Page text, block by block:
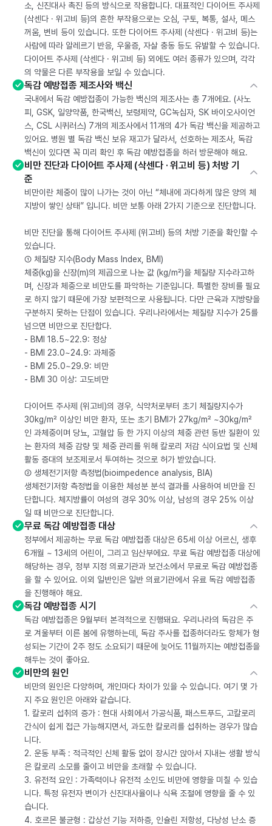
소, 신진대사 촉진 등의 방식으로 작용합니다. 대표적인 다이어트 주사제
(삭센다 · 위고비 등)의 흔한 부작용으로는 오심, 구토, 복통, 설사, 메스
꺼움, 변비 등이 있습니다. 또한 다이어트 주사제 (삭센다 · 위고비 등)는
사람에 따라 알레르기 반응, 우울증, 자살 충동 등도 유발할 수 있습니다.
다이어트 주사제 (삭센다 · 위고비 등) 외에도 여러 종류가 있으며, 각각
의 약물은 다른 부작용을 보일 수 있습니다.
독감 예방접종 제조사와 백신
국내에서 독감 예방접종이 가능한 백신의 제조사는 총 7개에요. (사노
피, GSK, 일양약품, 한국백신, 보령제약, GC녹십자, SK 바이오사이언
스, CSL 시퀴러스) 7개의 제조사에서 11개의 4가 독감 백신을 제공하고
있어요. 병원 별 독감 백신 보유 재고가 달라서, 선호하는 제조사, 독감
백신이 있다면 꼭 미리 확인 후 독감 예방접종을 하러 방문해야 해요.
비만 진단과 다이어트 주사제 (삭센다 · 위고비 등) 처방 기
준
비만이란 체중이 많이 나가는 것이 아닌 “체내에 과다하게 많은 양의 체
지방이 쌓인 상태” 입니다. 비만 보통 아래 2가지 기준으로 진단합니다.
비만 진단을 통해 다이어트 주사제 (위고비) 등의 처방 기준을 확인할 수
있습니다.
① 체질량 지수(Body Mass Index, BMI)
체중(kg)을 신장(m)의 제곱으로 나눈 값 (kg/m²)을 체질량 지수라고하
며, 신장과 체중으로 비만도를 파악하는 기준입니다. 특별한 장비를 필요
로 하지 않기 때문에 가장 보편적으로 사용됩니다. 다만 근육과 지방량을
구분하지 못하는 단점이 있습니다. 우리나라에서는 체질량 지수가 25를
넘으면 비만으로 진단합다.
- BMI 18.5~22.9: 정상
- BMI 23.0~24.9: 과체중
- BMI 25.0~29.9: 비만
- BMI 30 이상: 고도비만
다이어트 주사제 (위고비)의 경우, 식약처로부터 초기 체질량지수가
30kg/m² 이상인 비만 환자, 또는 초기 BMI가 27kg/m² ~30kg/m²
인 과체중이며 당뇨, 고혈압 등 한 가지 이상의 체중 관련 동반 질환이 있
는 환자의 체중 감량 및 체중 관리를 위해 칼로리 저감 식이요법 및 신체
활동 증대의 보조제로서 투여하는 것으로 허가 받았습니다.
② 생체전기저항 측정법(bioimpedence analysis, BIA)
생체전기저항 측정법을 이용한 체성분 분석 결과를 사용하여 비만을 진
단합니다. 체지방률이 여성의 경우 30% 이상, 남성의 경우 25% 이상
일 때 비만으로 진단합니다.
무료 독감 예방접종 대상
정부에서 제공하는 무료 독감 예방접종 대상은 65세 이상 어르신, 생후
6개월 ~ 13세의 어린이, 그리고 임산부에요. 무료 독감 예방접종 대상에
해당하는 경우, 정부 지정 의료기관과 보건소에서 무료로 독감 예방접종
을 할 수 있어요. 이외 일반인은 일반 의료기관에서 유료 독감 예방접종
을 진행해야 해요.
독감 예방접종 시기
독감 예방접종은 9월부터 본격적으로 진행돼요. 우리나라의 독감은 주
로 겨울부터 이른 봄에 유행하는데, 독감 주사를 접종하더라도 항체가 형
성되는 기간이 2주 정도 소요되기 때문에 늦어도 11월까지는 예방접종을
해두는 것이 좋아요.
비만의 원인
비만의 원인은 다양하며, 개인마다 차이가 있을 수 있습니다. 여기 몇 가
지 주요 원인은 아래와 같습니다.
1. 칼로리 섭취의 증가 : 현대 사회에서 가공식품, 패스트푸드, 고칼로리
간식이 쉽게 접근 가능해지면서, 과도한 칼로리를 섭취하는 경우가 많습
니다.
2. 운동 부족 : 적극적인 신체 활동 없이 장시간 앉아서 지내는 생활 방식
은 칼로리 소모를 줄이고 비만을 초래할 수 있습니다.
3. 유전적 요인 : 가족력이나 유전적 소인도 비만에 영향을 미칠 수 있습
니다. 특정 유전자 변이가 신진대사율이나 식욕 조절에 영향을 줄 수 있
습니다.
4. 호르몬 불균형 : 갑상선 기능 저하증, 인슐린 저항성, 다낭성 난소 증